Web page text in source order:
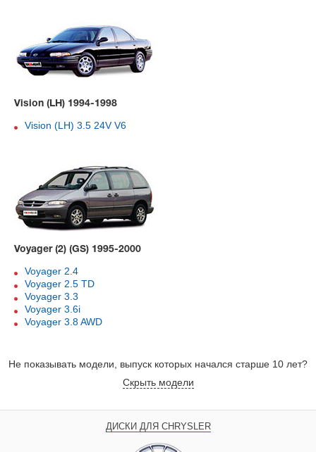
Vision (LH) 1994-1998
Vision (LH) 3.5 24V V6
Voyager (2) (GS) 1995-2000
Voyager 2.4
Voyager 2.5 TD
Voyager 3.3
Voyager 3.6i
Voyager 3.8 AWD
Не показывать модели, выпуск которых начался старше 10 лет?
Скрыть модели
ДИСКИ ДЛЯ CHRYSLER